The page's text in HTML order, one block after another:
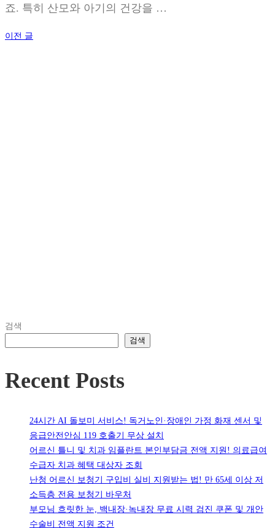
죠. 특히 산모와 아기의 건강을 …
글
이전 글
검색
검색
Recent Posts
24시간 AI 돌보미 서비스! 독거노인·장애인 가정 화재 센서 및
응급안전안심 119 호출기 무상 설치
어르신 틀니 및 치과 임플란트 본인부담금 전액 지원! 의료급여
수급자 치과 혜택 대상자 조회
난청 어르신 보청기 구입비 실비 지원받는 법! 만 65세 이상 저
소득층 전용 보청기 바우처
부모님 흐릿한 눈, 백내장·녹내장 무료 시력 검진 쿠폰 및 개안
수술비 전액 지원 조건